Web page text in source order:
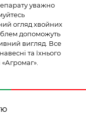
уважно
огляд хвойних
допоможуть
вигляд. Все
та їхнього